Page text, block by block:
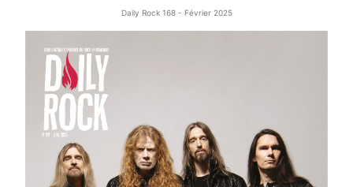
Daily Rock 168 - Février 2025